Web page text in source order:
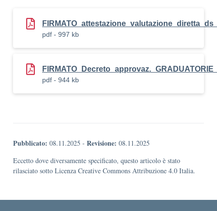
pdf - 997 kb
pdf - 944 kb
Pubblicato: 08.11.2025 - Revisione: 08.11.2025
Eccetto dove diversamente specificato, questo articolo è stato
rilasciato sotto Licenza Creative Commons Attribuzione 4.0 Italia.